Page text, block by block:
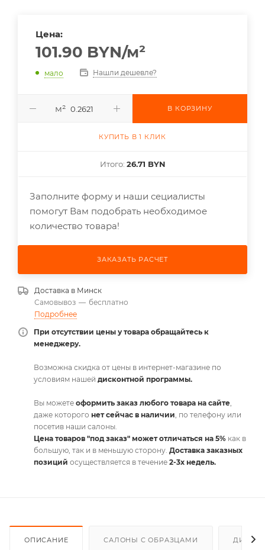
Цена:
101.90 BYN/м²
мало Нашли дешевле?
м² В КОРЗИНУ
КУПИТЬ В 1 КЛИК
Итого: 26.71 BYN
Заполните форму и наши сециалисты
помогут Вам подобрать необходимое
количество товара!
ЗАКАЗАТЬ РАСЧЕТ
Доставка в Минск
Самовывоз — бесплатно
Подробнее
При отсутствии цены у товара обращайтесь к
менеджеру.
Возможна скидка от цены в интернет-магазине по
условиям нашей дисконтной программы.
Вы можете оформить заказ любого товара на сайте,
даже которого нет сейчас в наличии, по телефону или
посетив наши салоны.
Цена товаров "под заказ" может отличаться на 5% как в
большую, так и в меньшую сторону. Доставка заказных
позиций осуществляется в течение 2-3х недель.
ОПИСАНИЕ САЛОНЫ С ОБРАЗЦАМИ